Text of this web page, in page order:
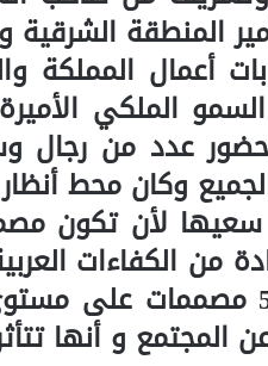
المنطقة
أعمال المملكة
الملكي
عدد من رجال
وكان محط
لأن تكون
من الكفاءات
أفضل 5 مصممات على
المجتمع و أنها